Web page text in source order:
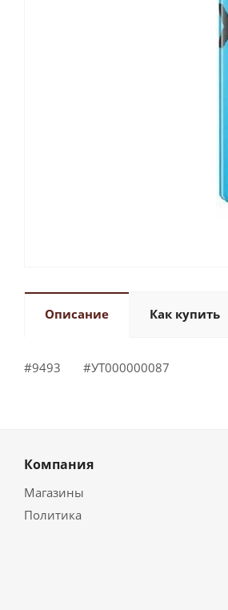
Описание Как купить
#9493 #УТ000000087
Компания
Магазины
Политика